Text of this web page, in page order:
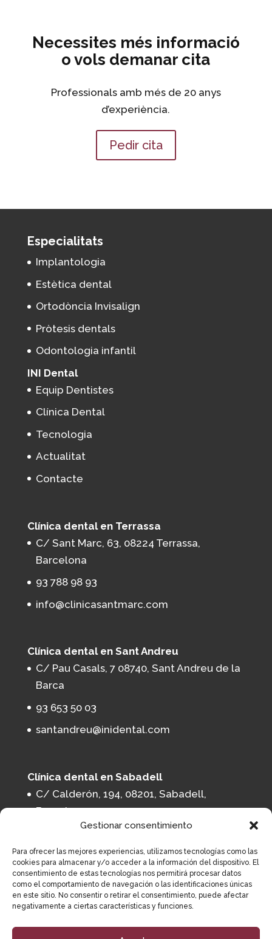
Gestionar consentimiento
Para ofrecer las mejores experiencias, utilizamos tecnologías como las
cookies para almacenar y/o acceder a la información del dispositivo. El
consentimiento de estas tecnologías nos permitirá procesar datos
como el comportamiento de navegación o las identificaciones únicas
en este sitio. No consentir o retirar el consentimiento, puede afectar
negativamente a ciertas características y funciones.
Necessites més informació
o vols demanar cita
Professionals amb més de 20 anys
d’experiència.
Pedir cita
Especialitats
Implantologia
Estètica dental
Ortodòncia Invisalign
Pròtesis dentals
Odontologia infantil
INI Dental
Equip Dentistes
Clínica Dental
Tecnologia
Actualitat
Contacte
Clínica dental en Terrassa
C/ Sant Marc, 63, 08224 Terrassa,
Barcelona
93 788 98 93
info@clinicasantmarc.com
Clínica dental en Sant Andreu
C/ Pau Casals, 7 08740, Sant Andreu de la
Barca
93 653 50 03
santandreu@inidental.com
Clínica dental en Sabadell
C/ Calderón, 194, 08201, Sabadell,
Barcelona
sabadell@inidental.com